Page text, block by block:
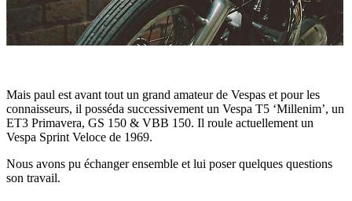
Mais paul est avant tout un grand amateur de Vespas et pour les
connaisseurs, il posséda successivement un Vespa T5 ‘Millenim’, un
ET3 Primavera, GS 150 & VBB 150. Il roule actuellement un
Vespa Sprint Veloce de 1969.
Nous avons pu échanger ensemble et lui poser quelques questions
son travail.